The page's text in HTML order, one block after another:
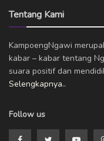
Tentang Kami
KampoengNgawi
kabar – kabar tentang
suara positif dan
Selengkapnya..
Follow us